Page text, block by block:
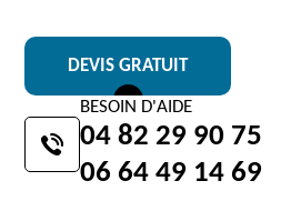
DEVIS GRATUIT
BESOIN D'AIDE
04 82 29 90 75
06 64 49 14 69